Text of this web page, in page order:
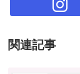
関連記事